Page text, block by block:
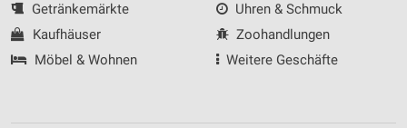
Getränkemärkte
Kaufhäuser
Möbel & Wohnen
Uhren & Schmuck
Zoohandlungen
Weitere Geschäfte